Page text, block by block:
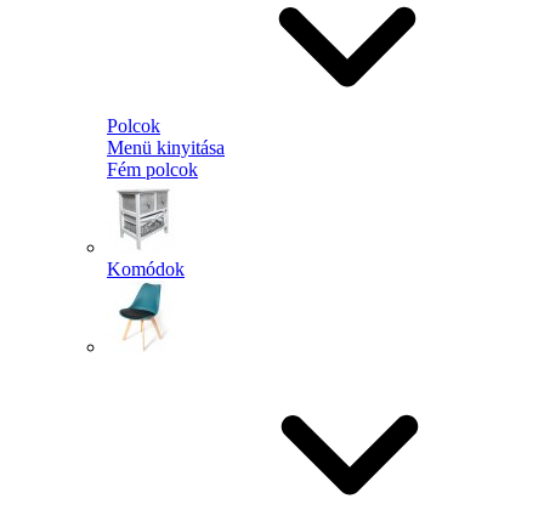
Polcok
Menü kinyitása
Fém polcok
Komódok